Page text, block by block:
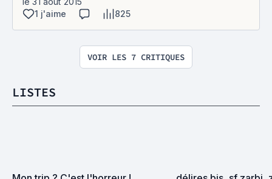
1 j'aime
825
VOIR LES 7 CRITIQUES
LISTES